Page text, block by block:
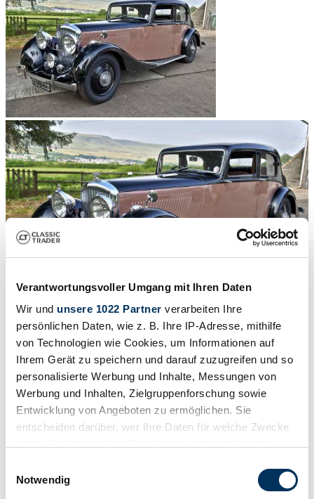
Verantwortungsvoller Umgang mit Ihren Daten
Wir und unsere 1022 Partner verarbeiten Ihre
persönlichen Daten, wie z. B. Ihre IP-Adresse, mithilfe
von Technologien wie Cookies, um Informationen auf
Ihrem Gerät zu speichern und darauf zuzugreifen und so
personalisierte Werbung und Inhalte, Messungen von
Werbung und Inhalten, Zielgruppenforschung sowie
Entwicklung von Angeboten zu ermöglichen. Sie
entscheiden darüber, wer Ihre Daten für welche Zwecke
Trigger Symbol ändern oder widerrufen
Notwendig
/50
1939 | Bentley 4 1/4 Liter